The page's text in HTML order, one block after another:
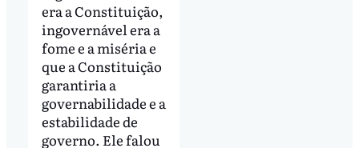
era a Constituição,
ingovernável era a
fome e a miséria e
que a Constituição
garantiria a
governabilidade e a
estabilidade de
governo. Ele falou